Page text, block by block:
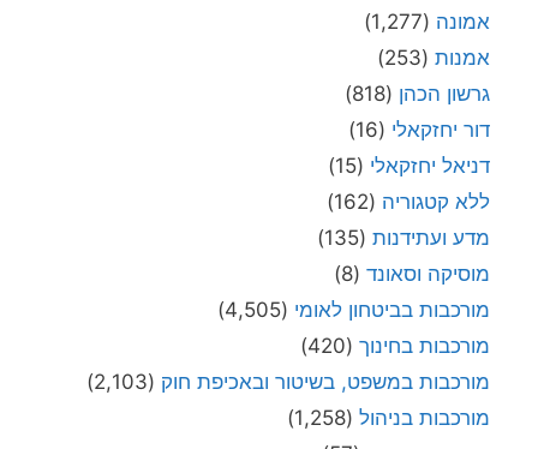
אמונה (1,277)
אמנות (253)
גרשון הכהן (818)
דור יחזקאלי (16)
דניאל יחזקאלי (15)
ללא קטגוריה (162)
מדע ועתידנות (135)
מוסיקה וסאונד (8)
מורכבות בביטחון לאומי (4,505)
מורכבות בחינוך (420)
מורכבות במשפט, בשיטור ובאכיפת חוק (2,103)
מורכבות בניהול (1,258)